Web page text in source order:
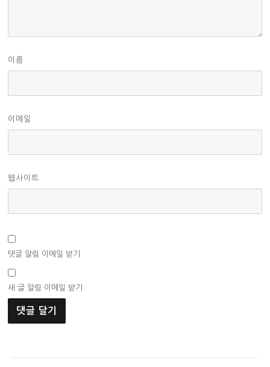
이름
이메일
웹사이트
댓글 알림 이메일 받기
새 글 알림 이메일 받기